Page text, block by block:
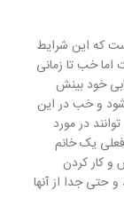
که این شرایط
اما خب تا زمانی
خود بینش
شود و خب در این
در مورد
یک خانم
و کار کردن
حتی جدا از آنها